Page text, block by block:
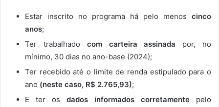
Estar inscrito no programa há pelo menos cinco
anos;
Ter trabalhado com carteira assinada por, no
mínimo, 30 dias no ano-base (2024);
Ter recebido até o limite de renda estipulado para o
ano (neste caso, R$ 2.765,93);
E ter os dados informados corretamente pelo